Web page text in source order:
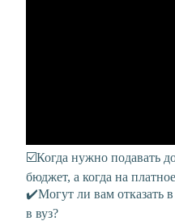
☑️Когда нужно подавать
бюджет, а когда на
✔️Могут ли вам отказать
в вуз?